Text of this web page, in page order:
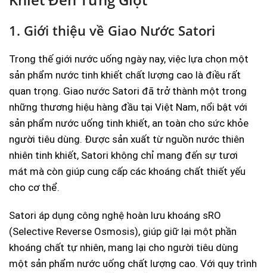
1. Giới thiệu về Giao Nước Satori
Trong thế giới nước uống ngày nay, việc lựa chọn một
sản phẩm nước tinh khiết chất lượng cao là điều rất
quan trọng. Giao nước Satori đã trở thành một trong
những thương hiệu hàng đầu tại Việt Nam, nổi bật với
sản phẩm nước uống tinh khiết, an toàn cho sức khỏe
người tiêu dùng. Được sản xuất từ nguồn nước thiên
nhiên tinh khiết, Satori không chỉ mang đến sự tươi
mát mà còn giúp cung cấp các khoáng chất thiết yếu
cho cơ thể.
Satori áp dụng công nghệ hoàn lưu khoáng sRO
(Selective Reverse Osmosis), giúp giữ lại một phần
khoáng chất tự nhiên, mang lại cho người tiêu dùng
một sản phẩm nước uống chất lượng cao. Với quy trình